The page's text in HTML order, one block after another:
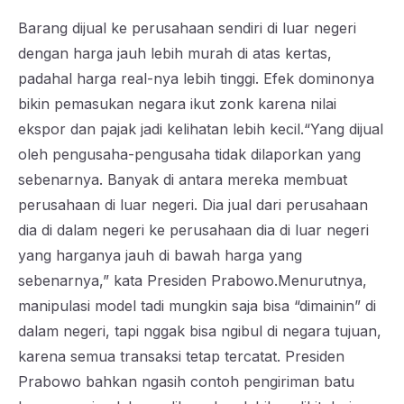
Barang dijual ke perusahaan sendiri di luar negeri
dengan harga jauh lebih murah di atas kertas,
padahal harga real-nya lebih tinggi. Efek dominonya
bikin pemasukan negara ikut zonk karena nilai
ekspor dan pajak jadi kelihatan lebih kecil.“Yang dijual
oleh pengusaha-pengusaha tidak dilaporkan yang
sebenarnya. Banyak di antara mereka membuat
perusahaan di luar negeri. Dia jual dari perusahaan
dia di dalam negeri ke perusahaan dia di luar negeri
yang harganya jauh di bawah harga yang
sebenarnya,” kata Presiden Prabowo.Menurutnya,
manipulasi model tadi mungkin saja bisa “dimainin” di
dalam negeri, tapi nggak bisa ngibul di negara tujuan,
karena semua transaksi tetap tercatat. Presiden
Prabowo bahkan ngasih contoh pengiriman batu